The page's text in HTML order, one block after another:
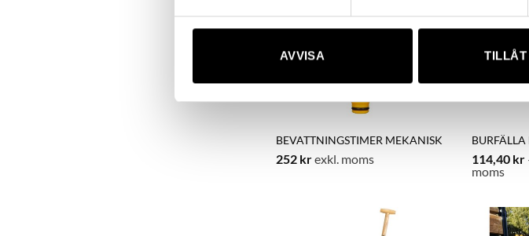
AVVISA TILLÅT
BEVATTNINGSTIMER MEKANISK
252 krexkl. moms 114,40 kr
moms